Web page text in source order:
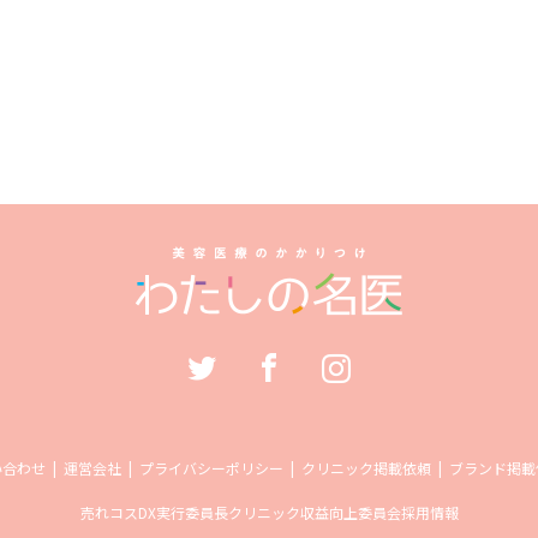
わせ 運営会社 プライバシーポリシー クリニック掲載依頼 ブランド掲
売れコスDX実行委員長クリニック収益向上委員会採用情報